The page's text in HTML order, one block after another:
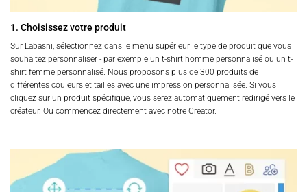
1. Choisissez votre produit
Sur Labasni, sélectionnez dans le menu supérieur le type de produit que vous
souhaitez personnaliser - par exemple un t-shirt homme personnalisé ou un t-
shirt femme personnalisé. Nous proposons plus de 300 produits de
différentes couleurs et tailles avec une impression personnalisée. Si vous
cliquez sur un produit spécifique, vous serez automatiquement redirigé vers le
créateur. Ou commencez directement avec notre Creator.